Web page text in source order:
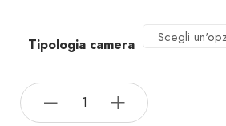
Tipologia camera Scegli